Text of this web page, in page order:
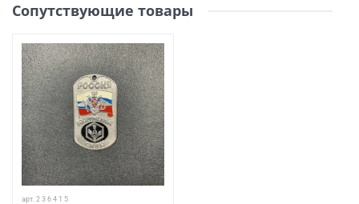
Сопутствующие товары
арт. 2 3 6 4 1 5